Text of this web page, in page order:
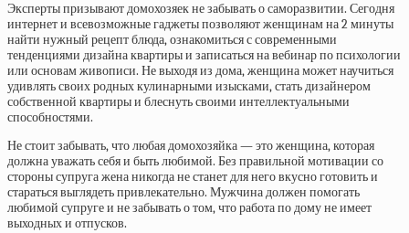
Эксперты призывают домохозяек не забывать о саморазвитии. Сегодня
интернет и всевозможные гаджеты позволяют женщинам на 2 минуты
найти нужный рецепт блюда, ознакомиться с современными
тенденциями дизайна квартиры и записаться на вебинар по психологии
или основам живописи. Не выходя из дома, женщина может научиться
удивлять своих родных кулинарными изысками, стать дизайнером
собственной квартиры и блеснуть своими интеллектуальными
способностями.
Не стоит забывать, что любая домохозяйка — это женщина, которая
должна уважать себя и быть любимой. Без правильной мотивации со
стороны супруга жена никогда не станет для него вкусно готовить и
стараться выглядеть привлекательно. Мужчина должен помогать
любимой супруге и не забывать о том, что работа по дому не имеет
выходных и отпусков.